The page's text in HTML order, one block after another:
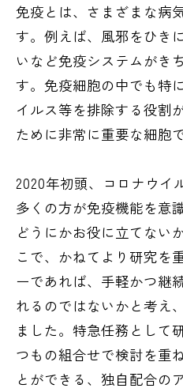
免疫とは、さまざまな病
す。例えば、風邪をひき
いなど免疫システムがき
す。免疫細胞の中でも特
イルス等を排除する役割
ために非常に重要な細胞で
2020年初頭、コロナウイ
多くの方が免疫機能を意
どうにかお役に立てない
こで、かねてより研究を
ーであれば、手軽かつ継
れるのではないかと考え
ました。特急任務として
つもの組合せで検討を重
とができる、独自配合の